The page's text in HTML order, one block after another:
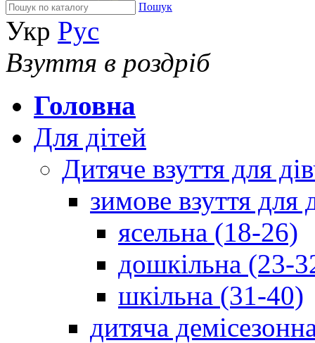
Пошук
Укр Рус
Взуття в роздріб
Головна
Для дітей
Дитяче взуття для
зимове взуття для
ясельна (18-26)
дошкільна (23-
шкільна (31-40)
дитяча